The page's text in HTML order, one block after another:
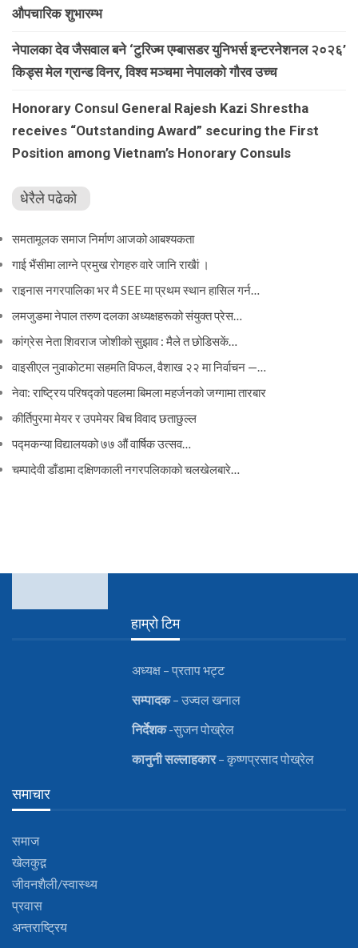
औपचारिक शुभारम्भ
नेपालका देव जैसवाल बने ‘टुरिज्म एम्बासडर युनिभर्स इन्टरनेशनल २०२६’
किड्स मेल ग्रान्ड विनर, विश्व मञ्चमा नेपालको गौरव उच्च
Honorary Consul General Rajesh Kazi Shrestha
receives “Outstanding Award” securing the First
Position among Vietnam’s Honorary Consuls
धेरैले पढेको
समतामूलक समाज निर्माण आजको आबश्यकता
गाई भैंसीमा लाग्ने प्रमुख रोगहरु वारे जानि राखैां ।
राइनास नगरपालिका भर मै SEE मा प्रथम स्थान हासिल गर्न…
लमजुङमा नेपाल तरुण दलका अध्यक्षहरूको संयुक्त प्रेस…
कांग्रेस नेता शिवराज जोशीको सुझाव : मैले त छोडिसकें…
वाइसीएल नुवाकोटमा सहमति विफल, वैशाख २२ मा निर्वाचन —…
नेवा: राष्ट्रिय परिषद्को पहलमा बिमला महर्जनको जग्गामा तारबार
कीर्तिपुरमा मेयर र उपमेयर बिच विवाद छताछुल्ल
पद्मकन्या विद्यालयको ७७ औं ‌‌वार्षिक ‌उत्सव…
चम्पादेवी डाँडामा दक्षिणकाली नगरपलिकाको चलखेलबारे…
हाम्रो टिम
अध्यक्ष – प्रताप भट्ट
सम्पादक– उज्वल खनाल
निर्देशक-सुजन पोख्रेल
कानुनीसल्लाहकार– कृष्णप्रसाद पोख्रेल
समाचार
समाज
खेलकुद़़
जीवनशैली/स्वास्थ्य
प्रवास
अन्तराष्ट्रिय